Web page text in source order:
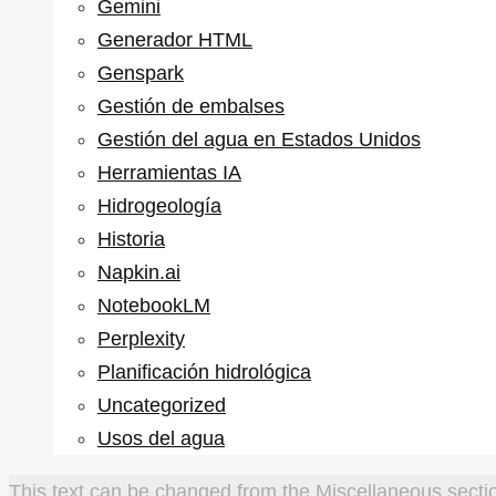
Gemini
Generador HTML
Genspark
Gestión de embalses
Gestión del agua en Estados Unidos
Herramientas IA
Hidrogeología
Historia
Napkin.ai
NotebookLM
Perplexity
Planificación hidrológica
Uncategorized
Usos del agua
This text can be changed from the Miscellaneous